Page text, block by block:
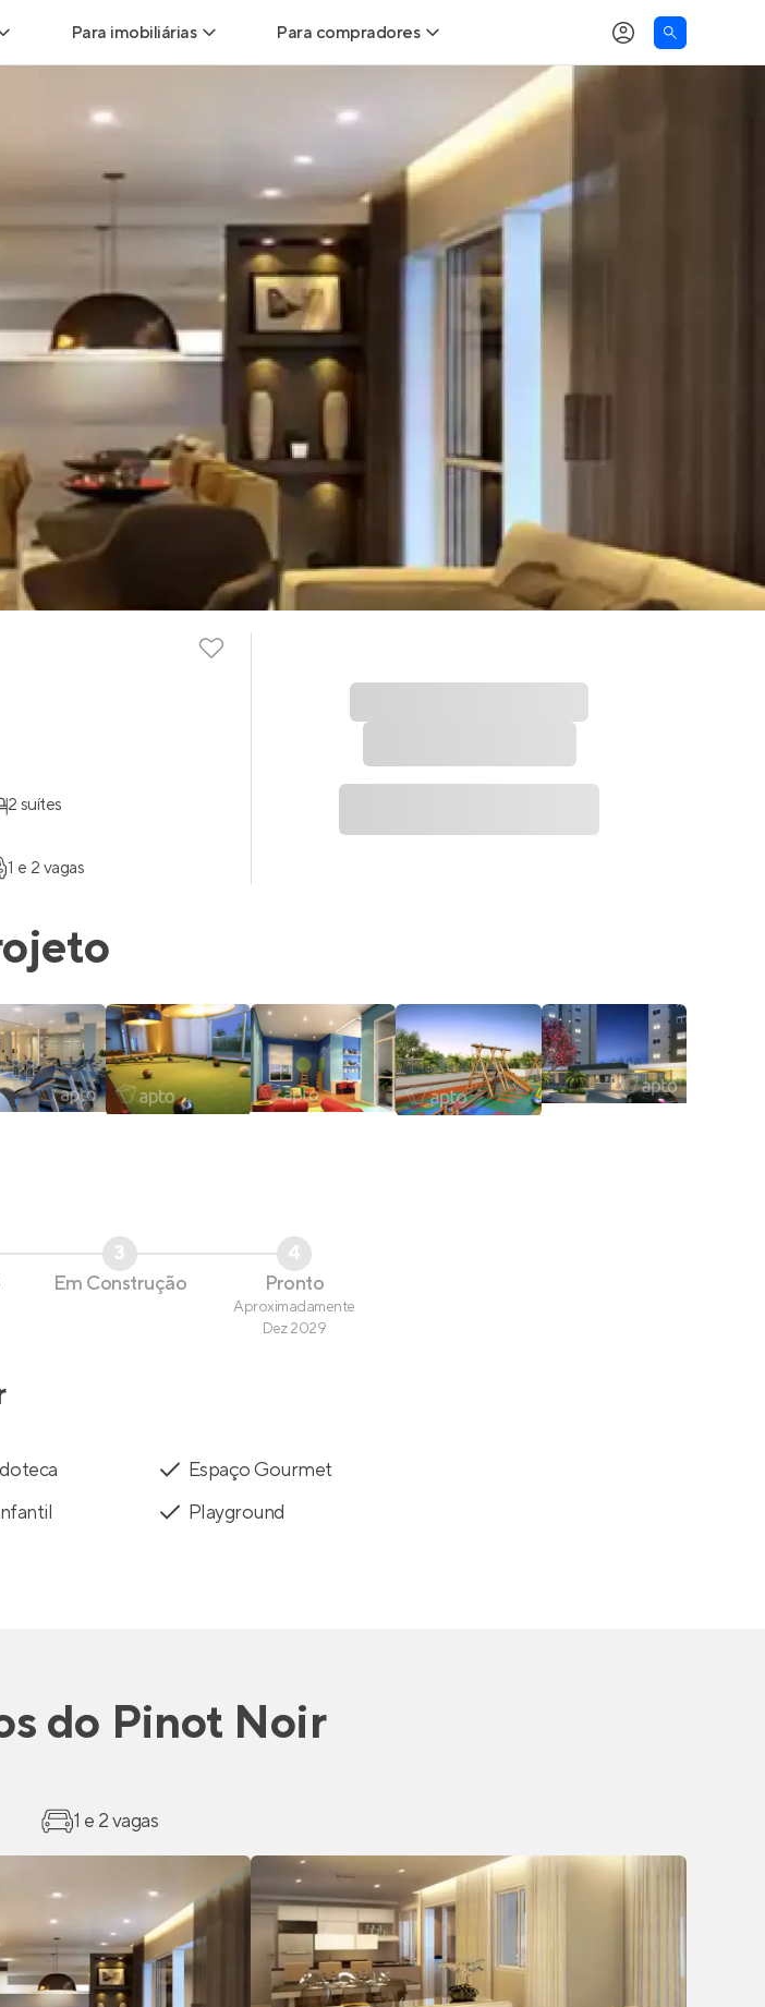
Para imobiliárias
Leads para Imobiliárias
Anunciar imóveis
Para compradores
Buscar um imóvel novo
Calcule seu Poder de Compra
Comprar x Alugar
Correção do INCC
Simulador de Financiamento
Encontre um corretor
2 suítes
1 e 2 vagas
3
Em Construção
4
Pronto
Aproximadamente
Dez 2029
Espaço Gourmet
Playground
do Pinot Noir
1 e 2 vagas